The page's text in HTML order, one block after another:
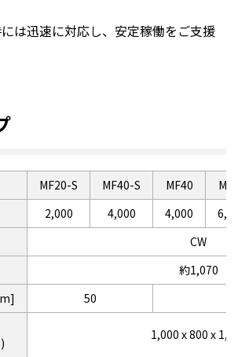
は迅速に対応し、安定稼働をご支援
MF20-S MF40-S MF40
2,000 4,000 4,000
CW
約1,070
50
1,000 x 800 x